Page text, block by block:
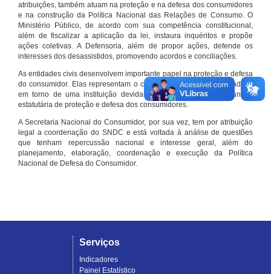
atribuições, também atuam na proteção e na defesa dos consumidores
e na construção da Política Nacional das Relações de Consumo. O
Ministério Público, de acordo com sua competência constitucional,
além de fiscalizar a aplicação da lei, instaura inquéritos e propõe
ações coletivas. A Defensoria, além de propor ações, defende os
interesses dos desassistidos, promovendo acordos e conciliações.
As entidades civis desenvolvem importante papel na proteção e defesa
do consumidor. Elas representam o conjunto organizado de cidadãos
em torno de uma instituição devidamente registrada e com função
estatutária de proteção e defesa dos consumidores.
A Secretaria Nacional do Consumidor, por sua vez, tem por atribuição
legal a coordenação do SNDC e está voltada à análise de questões
que tenham repercussão nacional e interesse geral, além do
planejamento, elaboração, coordenação e execução da Política
Nacional de Defesa do Consumidor.
Serviços
Indicadores
Painel Estatístico